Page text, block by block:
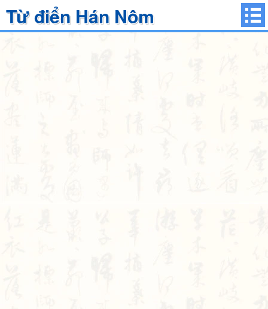
Từ điển Hán Nôm